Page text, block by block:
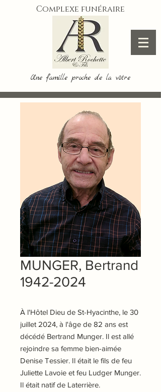
Complexe funéraire
Une famille proche de la vôtre
MUNGER, Bertrand
1942-2024
À l'Hôtel Dieu de St-Hyacinthe, le 30
juillet 2024, à l'âge de 82 ans est
décédé Bertrand Munger. Il est allé
rejoindre sa femme bien-aimée
Denise Tessier. Il était le fils de feu
Juliette Lavoie et feu Ludger Munger.
Il était natif de Laterrière.